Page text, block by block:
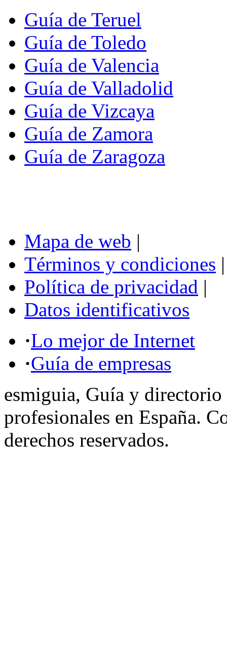
Guía de Teruel
Guía de Toledo
Guía de Valencia
Guía de Valladolid
Guía de Vizcaya
Guía de Zamora
Guía de Zaragoza
Mapa de web |
Términos y condiciones |
Política de privacidad |
Datos identificativos
·Lo mejor de Internet
·Guía de empresas
esmiguia, Guía y directorio
profesionales en España.
derechos reservados.